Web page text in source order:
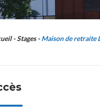
Stages Maison de retraite